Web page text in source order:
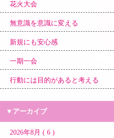
花火大会
無意識を意識に変える
新規にも安心感
一期一会
行動には目的があると考える
▼アーカイブ
2026年8月 ( 6 )